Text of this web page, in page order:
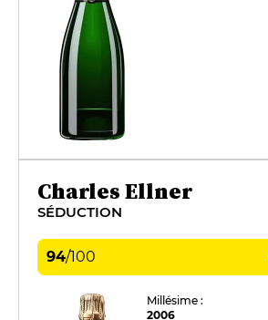
Charles Ellner
SÉDUCTION
94/100
Millésime :
2006